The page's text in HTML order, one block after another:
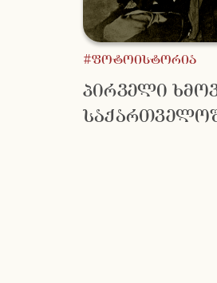
#ფოტოისტორია
პირველი